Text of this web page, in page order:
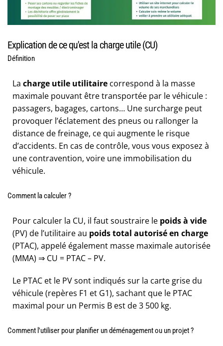
Explication de ce qu'est la charge utile (CU)
Définition
La charge utile utilitaire correspond à la masse
maximale pouvant être transportée par le véhicule :
passagers, bagages, cartons… Une surcharge peut
provoquer l’éclatement des pneus ou rallonger la
distance de freinage, ce qui augmente le risque
d’accidents. En cas de contrôle, vous vous exposez à
une contravention, voire une immobilisation du
véhicule.
Comment la calculer ?
Pour calculer la CU, il faut soustraire le poids à vide
(PV) de l’utilitaire au poids total autorisé en charge
(PTAC), appelé également masse maximale autorisée
(MMA) ⇒ CU = PTAC – PV.
Le PTAC et le PV sont indiqués sur la carte grise du
véhicule (repères F1 et G1), sachant que le PTAC
maximal pour un Permis B est de 3 500 kg.
Comment l'utiliser pour planifier un déménagement ou un projet ?